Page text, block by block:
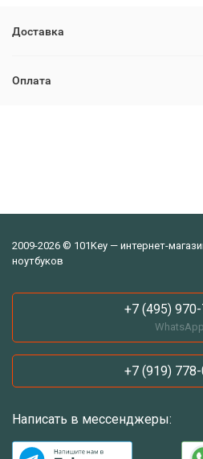
Доставка
Оплата
2009-2026 © 101Key — интернет-
ноутбуков
+7 (495)
WhatsApp
+7 (919)
Написать в мессенджеры: